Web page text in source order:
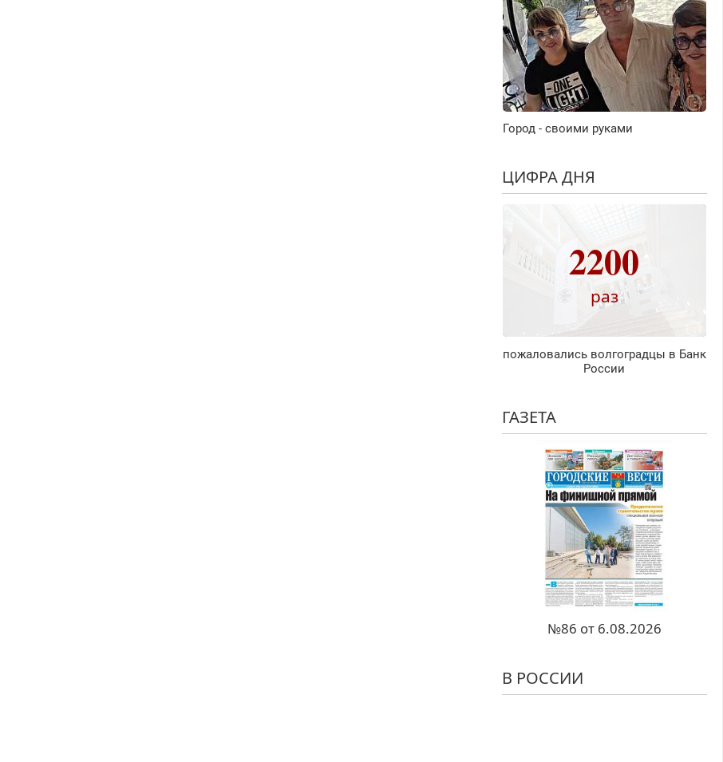
Город - своими руками
ЦИФРА ДНЯ
2200
раз
пожаловались волгоградцы в Банк
России
ГАЗЕТА
№86 от 6.08.2026
В РОССИИ